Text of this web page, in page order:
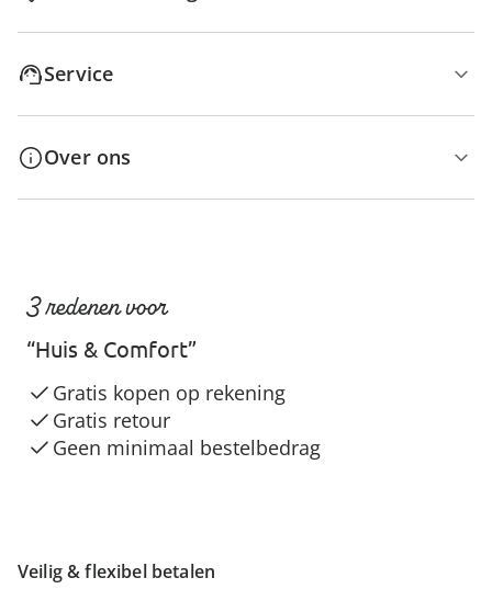
Service
Over ons
Veilig & flexibel betalen
3 redenen voor
“Huis & Comfort”
Gratis kopen op rekening
Gratis retour
Geen minimaal bestelbedrag